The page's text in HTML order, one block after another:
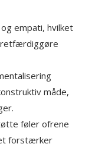
empati, hvilket
måde,
føler ofrene
forstærker